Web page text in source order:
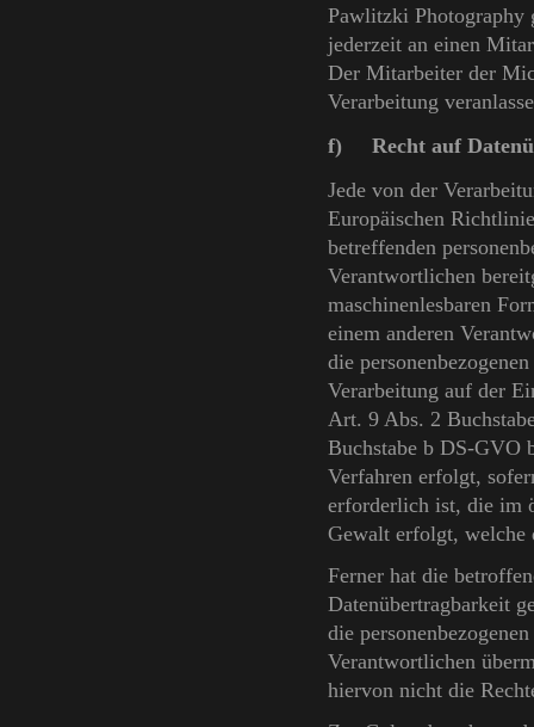
Pawlitzki Photography
jederzeit an einen
Der Mitarbeiter der
Verarbeitung
f) Recht auf
Jede von der
Europäischen
betreffenden
Verantwortlichen
maschinenlesbaren
einem anderen
die
Verarbeitung auf der
Art. 9 Abs. 2
Buchstabe b DS-GVO
Verfahren erfolgt,
erforderlich ist, die im
Gewalt erfolgt, welche
Ferner hat die
Datenübertragbarkeit
die
Verantwortlichen
hiervon nicht die